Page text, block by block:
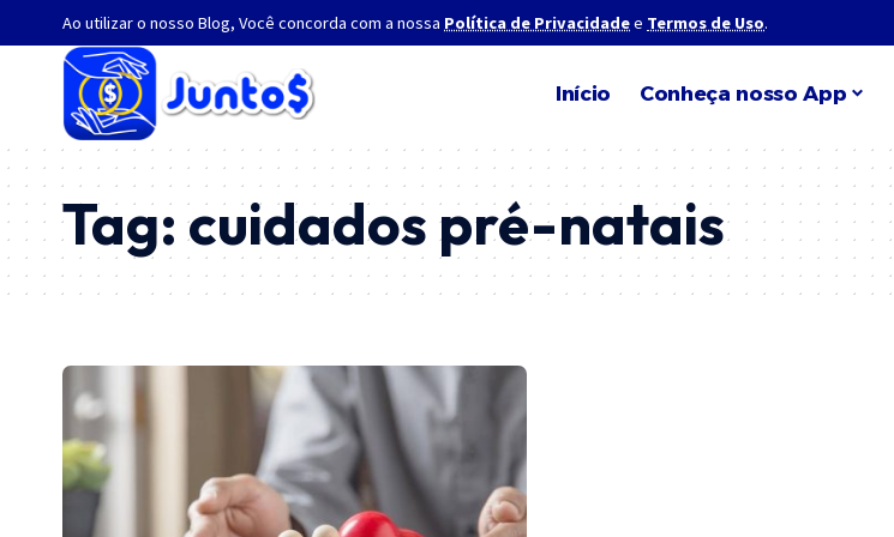
Ao utilizar o nosso Blog, Você concorda com a nossa Política de Privacidadee Termos de Uso.
Início Conheça nosso App
Tag:cuidados pré-natais